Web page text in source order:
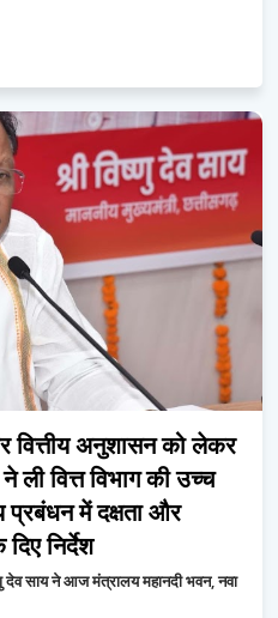
वित्तीय अनुशासन को लेकर
ली वित्त विभाग की उच्च
प्रबंधन में दक्षता और
निर्देश
देव साय ने आज मंत्रालय महानदी भवन, नवा